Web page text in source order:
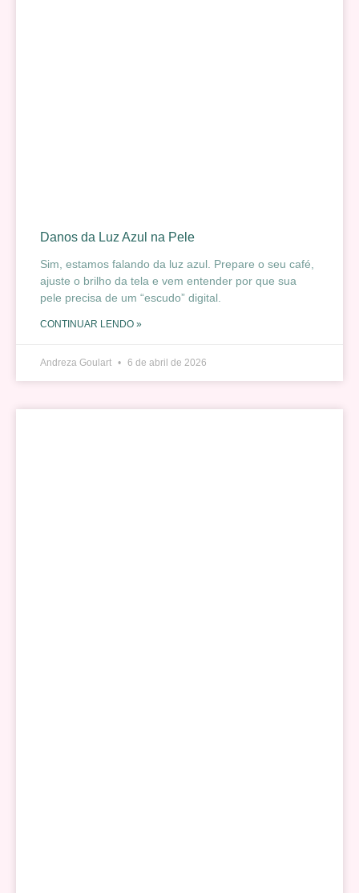
Danos da Luz Azul na Pele
Sim, estamos falando da luz azul. Prepare o seu café,
ajuste o brilho da tela e vem entender por que sua
pele precisa de um “escudo” digital.
CONTINUAR LENDO »
Andreza Goulart 6 de abril de 2026